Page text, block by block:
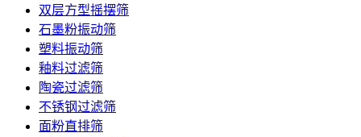
双层方型摇摆筛
石墨粉振动筛
塑料振动筛
釉料过滤筛
陶瓷过滤筛
不锈钢过滤筛
面粉直排筛